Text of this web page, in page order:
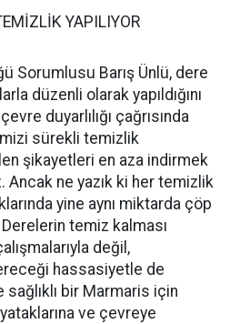
YAPILIYOR
Sorumlusu Barış Ünlü, dere
düzenli olarak yapıldığını
duyarlılığı çağrısında
sürekli temizlik
şikayetleri en aza indirmek
Ancak ne yazık ki her temizlik
yine aynı miktarda çöp
Derelerin temiz kalması
değil,
hassasiyetle de
bir Marmaris için
ve çevreye